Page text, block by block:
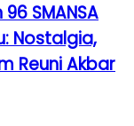
SMANSA
Nostalgia,
Reuni Akbar